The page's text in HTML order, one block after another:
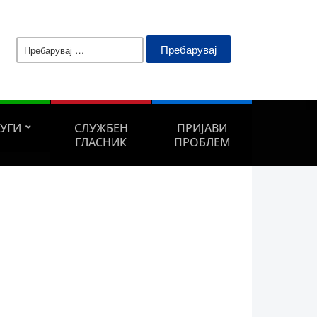
Пребарувај
СЛУЖБЕН
ГЛАСНИК
ПРИЈАВИ
ПРОБЛЕМ